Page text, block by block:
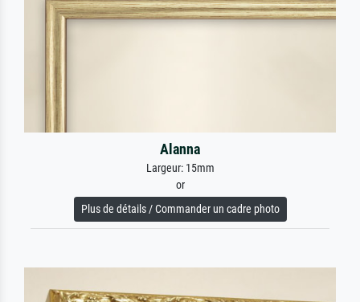
Alanna
Largeur: 15mm
or
Plus de détails / Commander un cadre photo